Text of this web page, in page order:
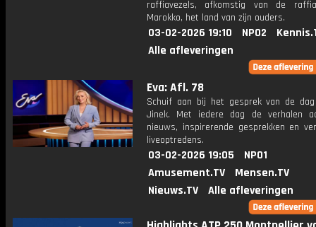
raffiavezels, afkomstig van de
Marokko, het land van zijn ouders.
03-02-2026 19:10 NPO2
Alle afleveringen
Eva: Afl. 78
Schuif aan bij het gesprek van de
Jinek. Met iedere dag de verhalen
nieuws, inspirerende gesprekken en
liveoptredens.
03-02-2026 19:05
NPO1
Amusement.TV
Mensen.TV
Nieuws.TV
Alle afleveringen